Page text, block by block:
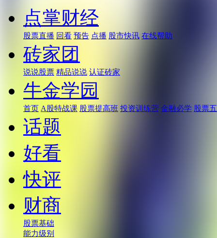
点掌财经
股票直播 回看 预告 点播 股市快讯 在线帮助
砖家团
说说股票 精品说说 认证砖家
牛金学园
首页 A股特战课 股票提高班 投资训练营 金融必学 股票
话题
好看
快评
财商
股票基础
能力级别